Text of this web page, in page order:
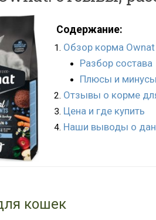
Содержание:
Обзор корма
Разбор состава
Плюсы и минусы
Отзывы о корме
Цена и где купить
Наши выводы о
кошек